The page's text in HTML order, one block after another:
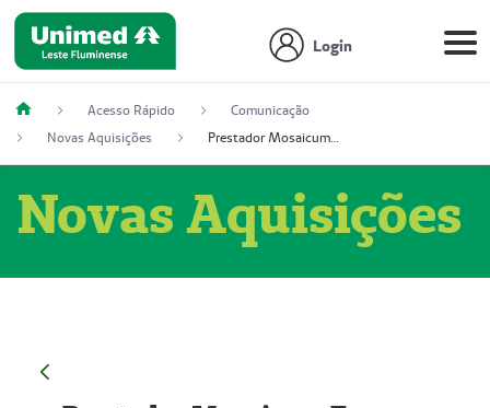
Login
Acesso Rápido
Comunicação
Novas Aquisições
Prestador Mosaicum Espaço Clínico Eireli (51004355-5)
Novas Aquisições